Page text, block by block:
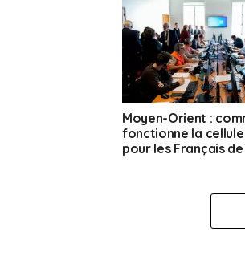
Moyen-Orient :
fonctionne la
pour les Français